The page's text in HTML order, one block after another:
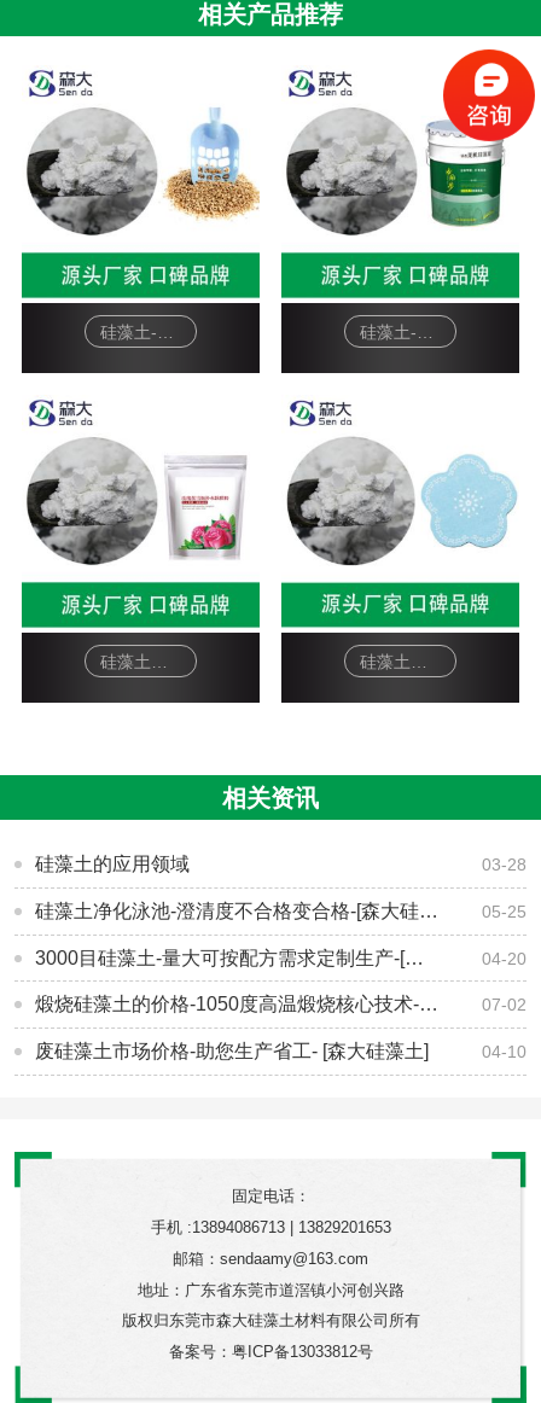
相关产品推荐
相关资讯
硅藻土的应用领域 03-28
硅藻土净化泳池-澄清度不合格变合格-[森大硅藻土] 05-25
3000目硅藻土-量大可按配方需求定制生产-[森大硅藻土] 04-20
煅烧硅藻土的价格-1050度高温煅烧核心技术-[森大硅藻土] 07-02
废硅藻土市场价格-助您生产省工- [森大硅藻土] 04-10
固定电话：
手机 :13894086713 | 13829201653
邮箱：sendaamy@163.com
地址：广东省东莞市道滘镇小河创兴路
版权归东莞市森大硅藻土材料有限公司所有
备案号： 粤ICP备13033812号